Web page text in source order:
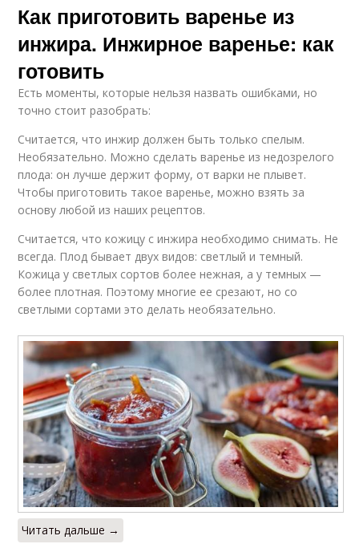
Как приготовить варенье из
инжира. Инжирное варенье: как
готовить
Есть моменты, которые нельзя назвать ошибками, но
точно стоит разобрать:
Считается, что инжир должен быть только спелым.
Необязательно. Можно сделать варенье из недозрелого
плода: он лучше держит форму, от варки не плывет.
Чтобы приготовить такое варенье, можно взять за
основу любой из наших рецептов.
Считается, что кожицу с инжира необходимо снимать. Не
всегда. Плод бывает двух видов: светлый и темный.
Кожица у светлых сортов более нежная, а у темных —
более плотная. Поэтому многие ее срезают, но со
светлыми сортами это делать необязательно.
Читать дальше →